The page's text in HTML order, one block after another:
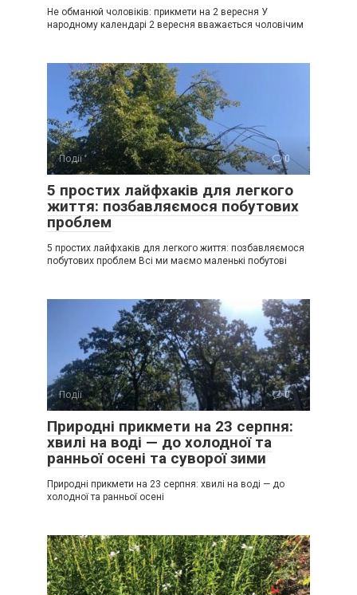
Не обманюй чоловіків: прикмети на 2 вересня У
народному календарі 2 вересня вважається чоловічим
Події 0
5 простих лайфхаків для легкого
життя: позбавляємося побутових
проблем
5 простих лайфхаків для легкого життя: позбавляємося
побутових проблем Всі ми маємо маленькі побутові
Події 0
Природні прикмети на 23 серпня:
хвилі на воді — до холодної та
ранньої осені та суворої зими
Природні прикмети на 23 серпня: хвилі на воді — до
холодної та ранньої осені